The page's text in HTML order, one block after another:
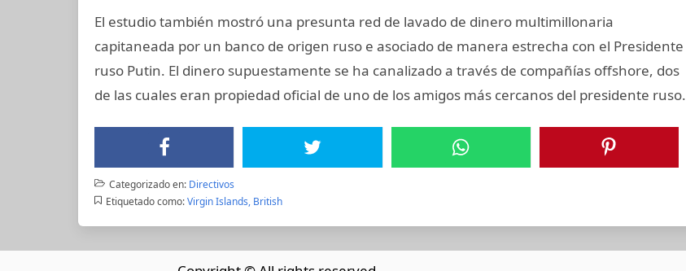
El estudio también mostró una presunta red de lavado de dinero multimillonaria
capitaneada por un banco de origen ruso e asociado de manera estrecha con el Presidente
ruso Putin. El dinero supuestamente se ha canalizado a través de compañías offshore, dos
de las cuales eran propiedad oficial de uno de los amigos más cercanos del presidente ruso.
Categorizado en: Directivos
Etiquetado como: Virgin Islands, British